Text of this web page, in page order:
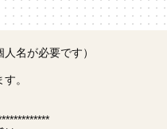
名が必要です）
。